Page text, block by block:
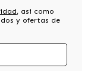
, asi como
y ofertas de